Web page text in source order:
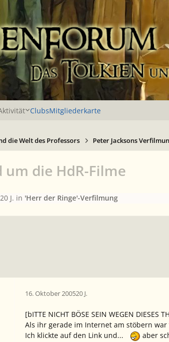
ClubsMitgliederkarte
die Welt des Professors Peter Jacksons
die HdR-Filme
20 J. in 'Herr der Ringe'-Verfilmung
16. Oktober 200520 J.
[bITTE NICHT BÖSE SEIN WEGEN DIESES
Als ihr gerade im Internet am stöbern
Ich klickte auf den Link und...
aber